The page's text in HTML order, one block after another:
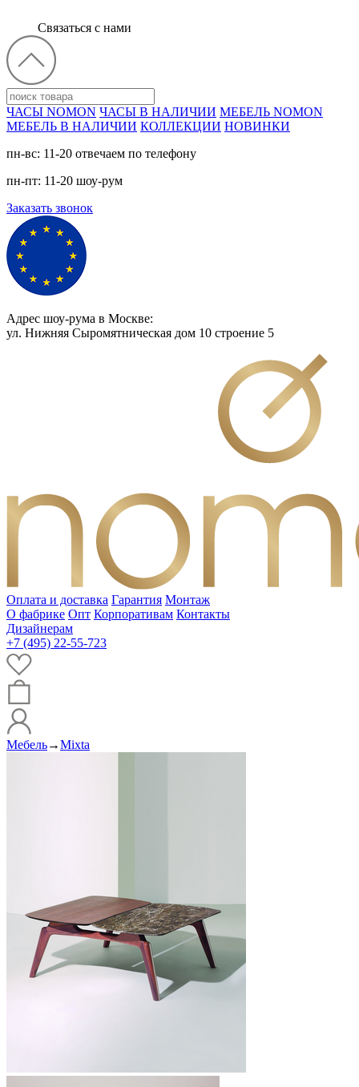
Связаться с нами
ЧАСЫ NOMON ЧАСЫ В НАЛИЧИИ МЕБЕЛЬ NOMON
МЕБЕЛЬ В НАЛИЧИИ КОЛЛЕКЦИИ НОВИНКИ
пн-вс: 11-20 отвечаем по телефону
пн-пт: 11-20 шоу-рум
Заказать звонок
Адрес шоу-рума в Москве:
ул. Нижняя Сыромятническая дом 10 cтроение 5
Оплата и доставка Гарантия Монтаж
О фабрике Опт Корпоративам Контакты
Дизайнерам
+7 (495) 22-55-723
Мебель→Mixta